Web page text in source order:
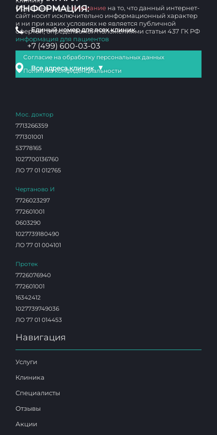
ИНФОРМАЦИЯ:
Единый номер для всех клиник
+7 (499) 600-03-03
Все адреса клиник ▼
Обращаем вашевнимание на то, что данный интернет-
сайт носит исключительно информационный характер
и ни при каких условиях не является публичной
офертой, определяемой положениями статьи 437 ГК РФ
информация для пациентов
Согласие на обработку персональных данных
Политика конфиденциальности
Мос. доктор
7713266359
771301001
53778165
1027700136760
ЛО 77 01 012765
Чертаново И
7726023297
772601001
0603290
1027739180490
ЛО 77 01 004101
Протек
7726076940
772601001
16342412
1027739749036
ЛО 77 01 014453
Навигация
Услуги
Клиника
Специалисты
Отзывы
Акции